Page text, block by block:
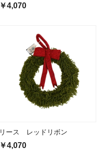
￥4,070
リース レッドリボン
￥4,070